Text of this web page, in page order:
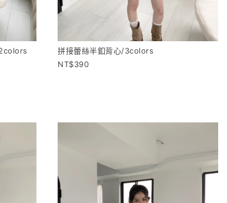
拼接蕾絲半釦背心/3colors
390